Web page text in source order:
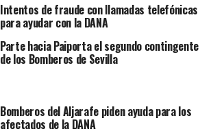
Intentos de fraude con llamadas telefónicas
para ayudar con la DANA
Parte hacia Paiporta el segundo contingente
de los Bomberos de Sevilla
Bomberos del Aljarafe piden ayuda para los
afectados de la DANA